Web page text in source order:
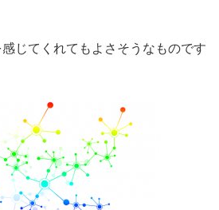
じてくれてもよさそうなものです